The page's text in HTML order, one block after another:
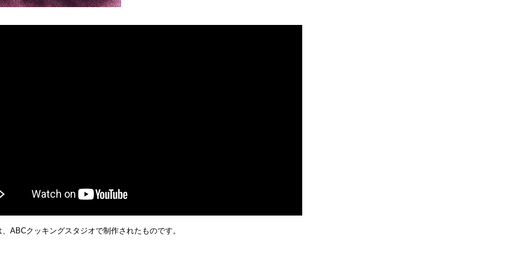
ABCクッキングスタジオで制作されたものです。